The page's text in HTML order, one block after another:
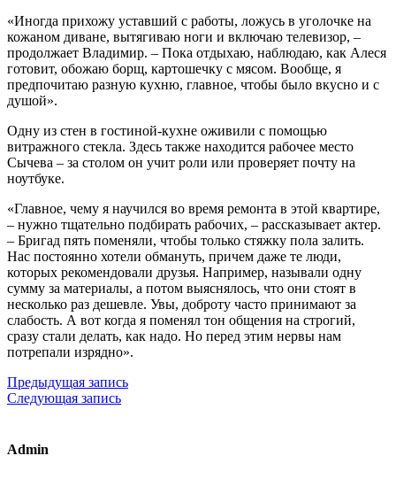
«Иногда прихожу уставший с работы, ложусь в уголочке на
кожаном диване, вытягиваю ноги и включаю телевизор, –
продолжает Владимир. – Пока отдыхаю, наблюдаю, как Алеся
готовит, обожаю борщ, картошечку с мясом. Вообще, я
предпочитаю разную кухню, главное, чтобы было вкусно и с
душой».
Одну из стен в гостиной-кухне оживили с помощью
витражного стекла. Здесь также находится рабочее место
Сычева – за столом он учит роли или проверяет почту на
ноутбуке.
«Главное, чему я научился во время ремонта в этой квартире,
– нужно тщательно подбирать рабочих, – рассказывает актер.
– Бригад пять поменяли, чтобы только стяжку пола залить.
Нас постоянно хотели обмануть, причем даже те люди,
которых рекомендовали друзья. Например, называли одну
сумму за материалы, а потом выяснялось, что они стоят в
несколько раз дешевле. Увы, доброту часто принимают за
слабость. А вот когда я поменял тон общения на строгий,
сразу стали делать, как надо. Но перед этим нервы нам
потрепали изрядно».
Предыдущая запись
Следующая запись
Admin